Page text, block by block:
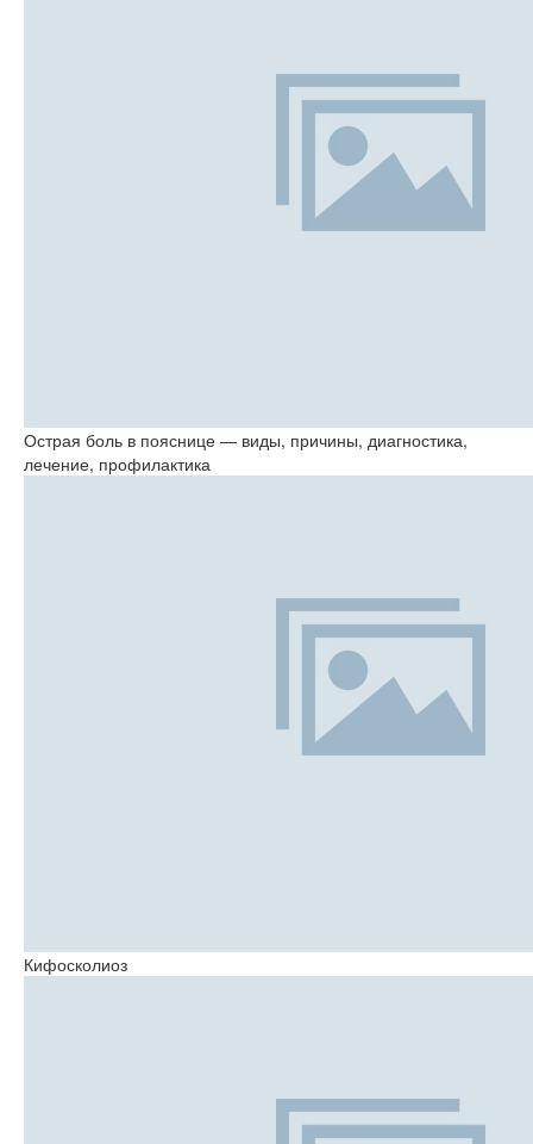
Острая боль в пояснице — виды, причины, диагностика,
лечение, профилактика
Кифосколиоз